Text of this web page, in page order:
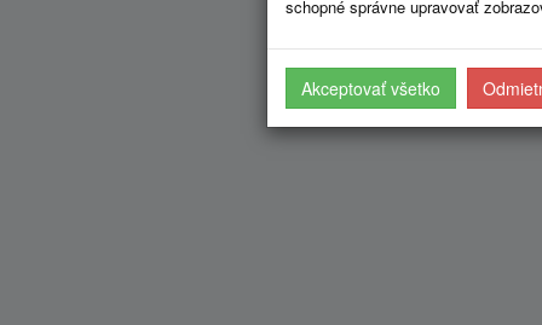
schopné správne upravovať
Akceptovať všetko